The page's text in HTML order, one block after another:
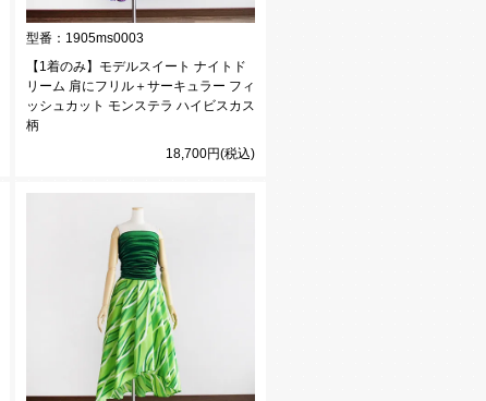
型番： 1905ms0003
【1着のみ】モデルスイート ナイトド
リーム 肩にフリル＋サーキュラー フィ
ッシュカット モンステラ ハイビスカス
柄
18,700円(税込)